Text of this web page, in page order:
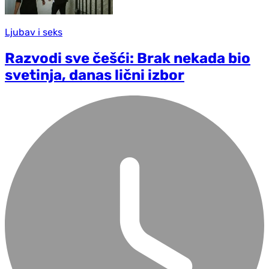
Ljubav i seks
Razvodi sve češći: Brak nekada bio
svetinja, danas lični izbor